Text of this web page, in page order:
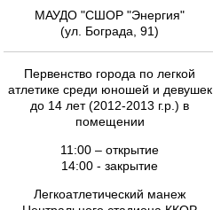
МАУДО "СШОР "Энергия"
(ул. Бограда, 91)
Первенство города по легкой
атлетике среди юношей и девушек
до 14 лет (2012-2013 г.р.) в
помещении
11:00 – открытие
14:00 - закрытие
Легкоатлетический манеж